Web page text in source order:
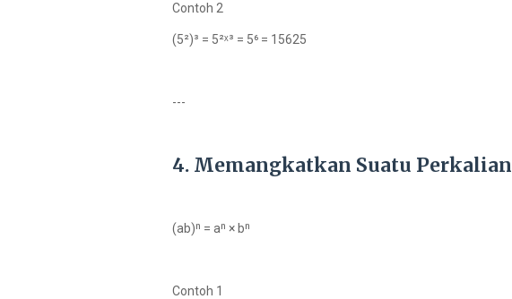
Contoh 2
(5²)³ = 5²ˣ³ = 5⁶ = 15625
---
4. Memangkatkan Suatu Perkalian
(ab)ⁿ = aⁿ × bⁿ
Contoh 1